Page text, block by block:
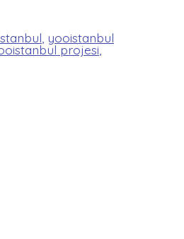
yooistanbul
projesi